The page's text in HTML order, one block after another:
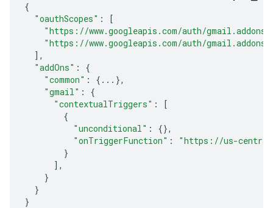
{
"oauthScopes" :
[
"https://www.googleapis.com/auth/
"https://www.googleapis.com/auth/
],
"addOns" :
{
"common" : { ... },
"gmail" :
{
"contextualTriggers" :
[
{
"unconditional" :
{},
"onTriggerFunction" :
"https://us-
}
],
}
}
}